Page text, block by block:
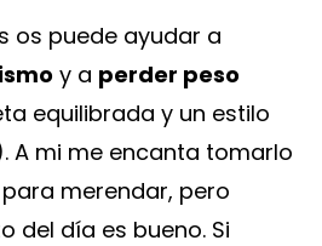
os puede ayudar a
y a perder peso
equilibrada y un estilo
A mi me encanta tomarlo
merendar, pero
del día es bueno. Si